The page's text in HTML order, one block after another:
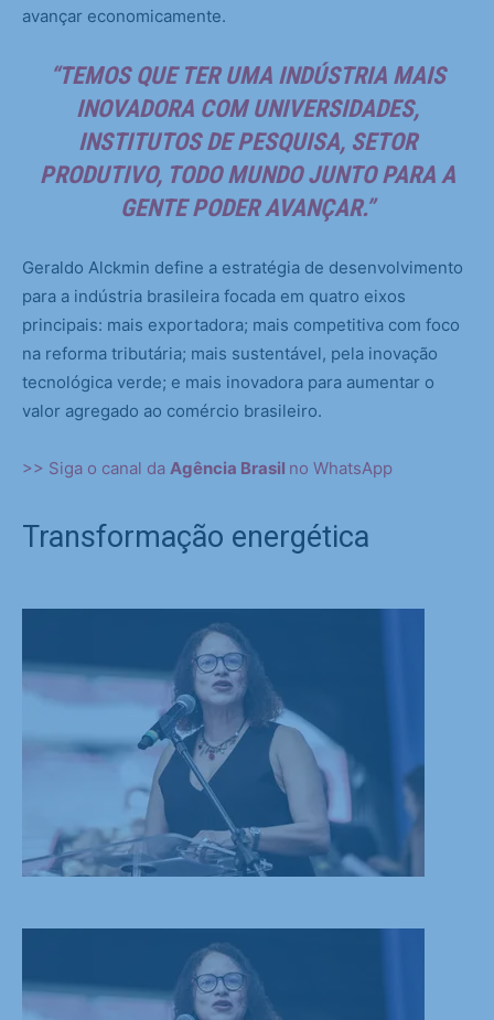
avançar economicamente.
“TEMOS QUE TER UMA INDÚSTRIA MAIS
INOVADORA COM UNIVERSIDADES,
INSTITUTOS DE PESQUISA, SETOR
PRODUTIVO, TODO MUNDO JUNTO PARA A
GENTE PODER AVANÇAR.”
Geraldo Alckmin define a estratégia de desenvolvimento
para a indústria brasileira focada em quatro eixos
principais: mais exportadora; mais competitiva com foco
na reforma tributária; mais sustentável, pela inovação
tecnológica verde; e mais inovadora para aumentar o
valor agregado ao comércio brasileiro.
>> Siga o canal da Agência Brasil no WhatsApp
Transformação energética